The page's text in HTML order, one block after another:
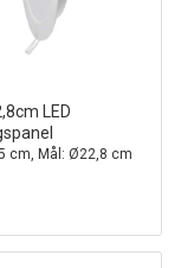
LED
cm, Mål: Ø22,8 cm